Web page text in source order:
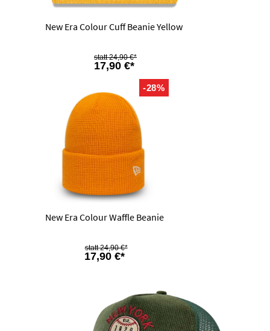
New Era Colour Cuff Beanie Yellow
17,90 €*
24,90 €*
-28%
New Era Colour Waffle Beanie
17,90 €*
24,90 €*